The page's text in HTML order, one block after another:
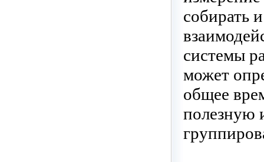
собирать
системы
может
общее
полезную